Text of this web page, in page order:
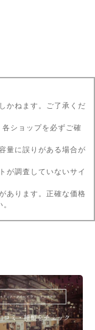
かねます。ご了承くだ
ショップを必ずご確
量に誤りがある場合が
が調査していないサイ
あります。正確な価格